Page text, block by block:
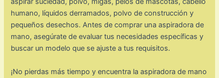
humano, líquidos derramados, polvo de construcción y
pequeños desechos. Antes de comprar una aspiradora de
mano, asegúrate de evaluar tus necesidades específicas y
buscar un modelo que se ajuste a tus requisitos.
¡No pierdas más tiempo y encuentra la aspiradora de mano